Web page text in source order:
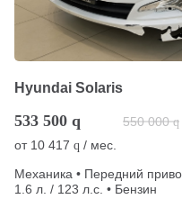
Hyundai Solaris
533 500 q 550 000 q
от 10 417 q / мес.
Механика • Передний
1.6 л. / 123 л.с. • Бензин